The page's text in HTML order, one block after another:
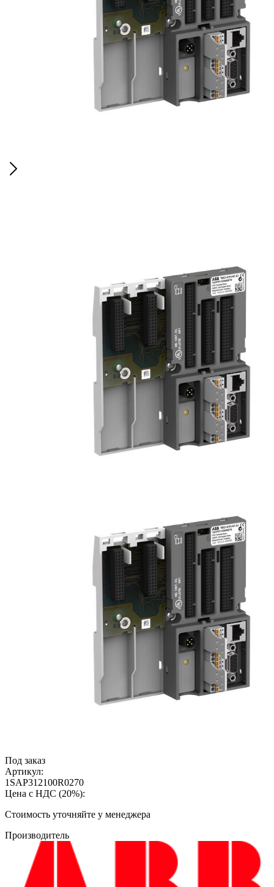
Под заказ
Артикул:
1SAP312100R0270
Цена с НДС (20%):
Cтоимость уточняйте у менеджера
Производитель